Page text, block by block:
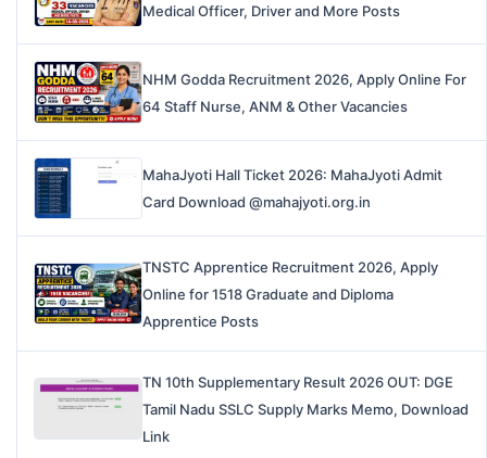
Medical Officer, Driver and More Posts
NHM Godda Recruitment 2026, Apply Online For
64 Staff Nurse, ANM & Other Vacancies
MahaJyoti Hall Ticket 2026: MahaJyoti Admit
Card Download @mahajyoti.org.in
TNSTC Apprentice Recruitment 2026, Apply
Online for 1518 Graduate and Diploma
Apprentice Posts
TN 10th Supplementary Result 2026 OUT: DGE
Tamil Nadu SSLC Supply Marks Memo, Download
Link